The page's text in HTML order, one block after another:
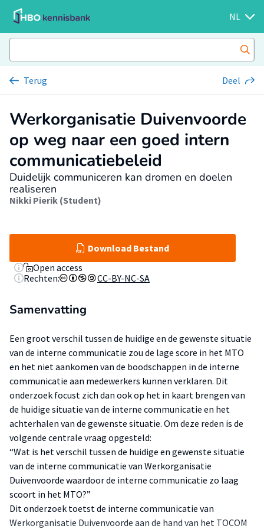
NL
Terug Deel
Werkorganisatie Duivenvoorde
op weg naar een goed intern
communicatiebeleid
Duidelijk communiceren kan dromen en doelen
realiseren
Nikki Pierik (Student)
Download Bestand
Open access
Rechten:
CC-BY-NC-SA
Samenvatting
Een groot verschil tussen de huidige en de gewenste situatie
van de interne communicatie zou de lage score in het MTO
en het niet aankomen van de boodschappen in de interne
communicatie aan medewerkers kunnen verklaren. Dit
onderzoek focust zich dan ook op het in kaart brengen van
de huidige situatie van de interne communicatie en het
achterhalen van de gewenste situatie. Om deze reden is de
volgende centrale vraag opgesteld:
“Wat is het verschil tussen de huidige en gewenste situatie
van de interne communicatie van Werkorganisatie
Duivenvoorde waardoor de interne communicatie zo laag
scoort in het MTO?”
Dit onderzoek toetst de interne communicatie van
Werkorganisatie Duivenvoorde aan de hand van het TOCOM